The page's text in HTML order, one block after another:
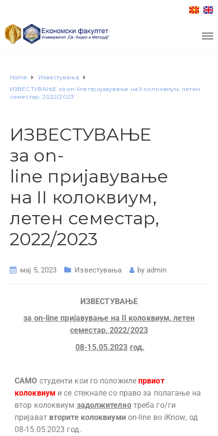
Home
Известувања
ИЗВЕСТУВАЊЕ за on-line пријавување на II колоквиум, летен
семестар, 2022/2023
ИЗВЕСТУВАЊЕ
за on-
line пријавување
на II колоквиум,
летен семестар,
2022/2023
мај 5, 2023 Известувања by admin
ИЗВЕСТУВАЊЕ
за on-line пријавување на
колоквиум, летен
семестар, 2022/2023
08-15.05.2023 год.
СAMO студенти кои го положилепрвиот
колоквиум и се стекнале со право за полагање на
втор колоквиум задолжителнотреба го/ги
пријават вторите колоквиуми on-line во iKnow, од
08-15.05.2023 год.